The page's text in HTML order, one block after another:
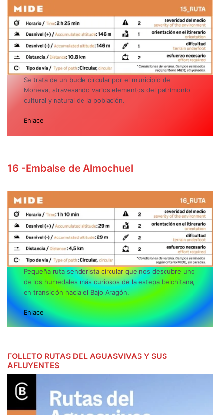
Se trata de un bucle circular por el municipio de
Moneva, atravesando varios elementos del patrimonio
cultural y natural de la población.
Enlace
16 -Embalse de Almochuel
Pequeña ruta senderista circular que nos descubre uno
de los humedales más curiosos de la estepa belchitana,
en transición hacia el Bajo Aragón.
Enlace
FOLLETO RUTAS DEL AGUASVIVAS Y SUS
AFLUYENTES